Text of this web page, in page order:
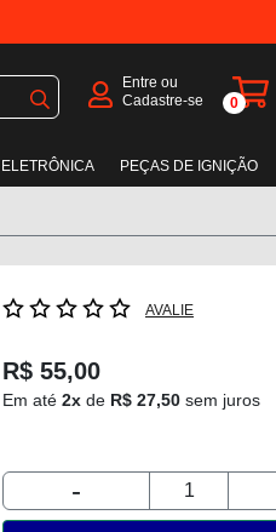
Entre ou
Cadastre-se
0
PEÇAS DE IGNIÇÃO
AVALIE
R$ 55,00
Em até 2x de R$ 27,50 sem juros
-